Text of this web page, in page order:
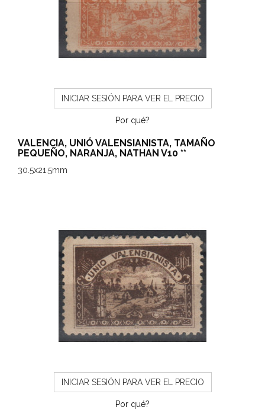
INICIAR SESIÓN PARA VER EL PRECIO
Por qué?
VALENCIA, UNIÓ VALENSIANISTA, TAMAÑO
PEQUEÑO, NARANJA, NATHAN V10 **
30.5x21.5mm
INICIAR SESIÓN PARA VER EL PRECIO
Por qué?